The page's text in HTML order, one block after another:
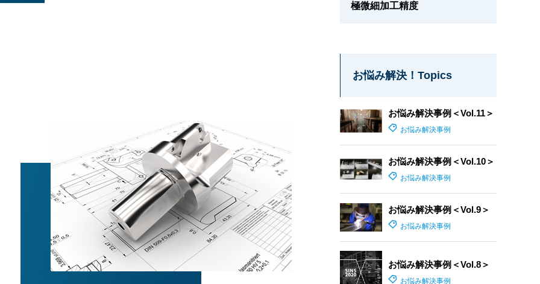
極微細加工精度
お悩み解決！Topics
お悩み解決事例＜Vol.11＞
お悩み解決事例
お悩み解決事例＜Vol.10＞
お悩み解決事例
お悩み解決事例＜Vol.9＞
お悩み解決事例
お悩み解決事例＜Vol.8＞
お悩み解決事例